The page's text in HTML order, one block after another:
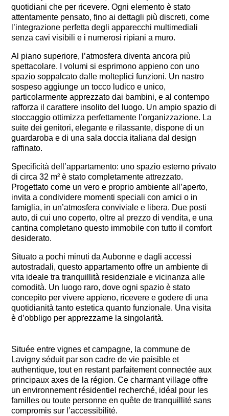
quotidiani che per ricevere. Ogni elemento è stato
attentamente pensato, fino ai dettagli più discreti, come
l’integrazione perfetta degli apparecchi multimediali
senza cavi visibili e i numerosi ripiani a muro.
Al piano superiore, l’atmosfera diventa ancora più
spettacolare. I volumi si esprimono appieno con uno
spazio soppalcato dalle molteplici funzioni. Un nastro
sospeso aggiunge un tocco ludico e unico,
particolarmente apprezzato dai bambini, e al contempo
rafforza il carattere insolito del luogo. Un ampio spazio di
stoccaggio ottimizza perfettamente l’organizzazione. La
suite dei genitori, elegante e rilassante, dispone di un
guardaroba e di una sala doccia italiana dal design
raffinato.
Specificità dell’appartamento: uno spazio esterno privato
di circa 32 m² è stato completamente attrezzato.
Progettato come un vero e proprio ambiente all’aperto,
invita a condividere momenti speciali con amici o in
famiglia, in un’atmosfera conviviale e libera. Due posti
auto, di cui uno coperto, oltre al prezzo di vendita, e una
cantina completano questo immobile con tutto il comfort
desiderato.
Situato a pochi minuti da Aubonne e dagli accessi
autostradali, questo appartamento offre un ambiente di
vita ideale tra tranquillità residenziale e vicinanza alle
comodità. Un luogo raro, dove ogni spazio è stato
concepito per vivere appieno, ricevere e godere di una
quotidianità tanto estetica quanto funzionale. Una visita
è d’obbligo per apprezzarne la singolarità.
Située entre vignes et campagne, la commune de
Lavigny séduit par son cadre de vie paisible et
authentique, tout en restant parfaitement connectée aux
principaux axes de la région. Ce charmant village offre
un environnement résidentiel recherché, idéal pour les
familles ou toute personne en quête de tranquillité sans
compromis sur l’accessibilité.